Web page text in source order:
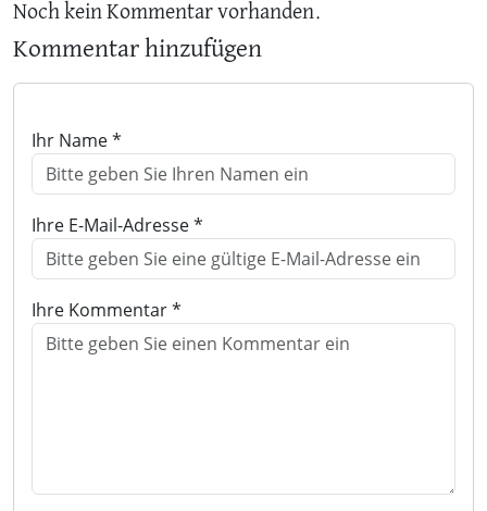
Noch kein Kommentar vorhanden.
Kommentar hinzufügen
Ihr Name *
Ihre E-Mail-Adresse *
Ihre Kommentar *